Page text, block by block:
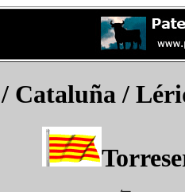
/ Cataluña /